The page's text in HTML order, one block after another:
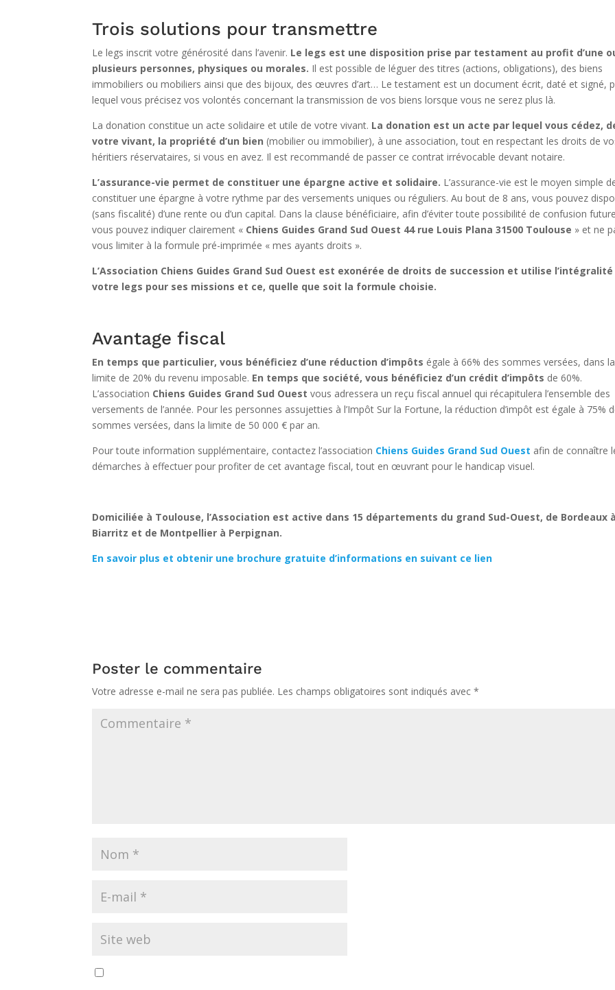
Trois solutions pour transmettre
Le legs inscrit votre générosité dans l’avenir. Le legs est une disposition prise par testament au profit d’une
plusieurs personnes, physiques ou morales. Il est possible de léguer des titres (actions, obligations), des biens
immobiliers ou mobiliers ainsi que des bijoux, des œuvres d’art… Le testament est un document écrit, daté et signé,
lequel vous précisez vos volontés concernant la transmission de vos biens lorsque vous ne serez plus là.
La donation constitue un acte solidaire et utile de votre vivant. La donation est un acte par lequel vous cédez,
votre vivant, la propriété d’un bien (mobilier ou immobilier), à une association, tout en respectant les droits de
héritiers réservataires, si vous en avez. Il est recommandé de passer ce contrat irrévocable devant notaire.
L’assurance-vie permet de constituer une épargne active et solidaire. L’assurance-vie est le moyen simple
constituer une épargne à votre rythme par des versements uniques ou réguliers. Au bout de 8 ans, vous pouvez
(sans fiscalité) d’une rente ou d’un capital. Dans la clause bénéficiaire, afin d’éviter toute possibilité de confusion
vous pouvez indiquer clairement « Chiens Guides Grand Sud Ouest 44 rue Louis Plana 31500 Toulouse » et ne
vous limiter à la formule pré-imprimée « mes ayants droits ».
L’Association Chiens Guides Grand Sud Ouest est exonérée de droits de succession et utilise l’intégralité
votre legs pour ses missions et ce, quelle que soit la formule choisie.
Avantage fiscal
En temps que particulier, vous bénéficiez d’une réduction d’impôts égale à 66% des sommes versées, dans la
limite de 20% du revenu imposable. En temps que société, vous bénéficiez d’un crédit d’impôts de 60%.
L’association Chiens Guides Grand Sud Ouest vous adressera un reçu fiscal annuel qui récapitulera l’ensemble des
versements de l’année. Pour les personnes assujetties à l’Impôt Sur la Fortune, la réduction d’impôt est égale à 75%
sommes versées, dans la limite de 50 000 € par an.
Pour toute information supplémentaire, contactez l’association Chiens Guides Grand Sud Ouest afin de connaître
démarches à effectuer pour profiter de cet avantage fiscal, tout en œuvrant pour le handicap visuel.
Domiciliée à Toulouse, l’Association est active dans 15 départements du grand Sud-Ouest, de Bordeaux à
Biarritz et de Montpellier à Perpignan.
En savoir plus et obtenir une brochure gratuite d’informations en suivant ce lien
Poster le commentaire
Votre adresse e-mail ne sera pas publiée. Les champs obligatoires sont indiqués avec*